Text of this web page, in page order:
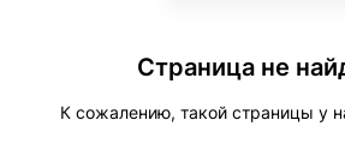
Страница не
К сожалению, такой страницы у